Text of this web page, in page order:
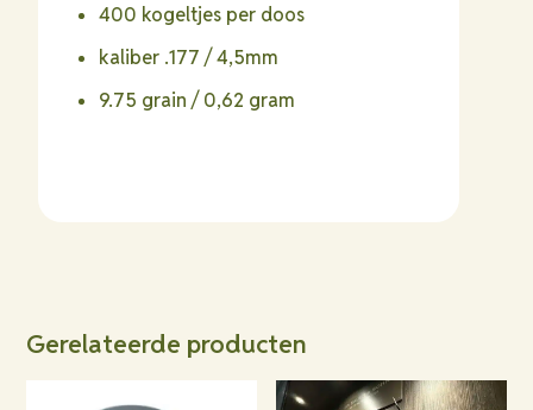
400 kogeltjes per doos
kaliber .177 / 4,5mm
9.75 grain / 0,62 gram
Gerelateerde producten